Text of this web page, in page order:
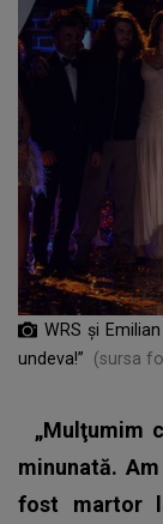
WRS și
undeva!”
(sursa
„Mulţumim
minunată.
fost martor